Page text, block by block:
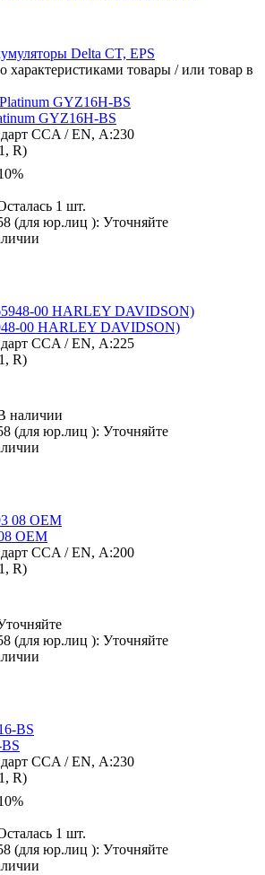
Delta CT, EPS
товары / или товар в
GYZ16H-BS
CCA / EN, А:230
R)
1 шт.
(для юр.лиц ): Уточняйте
00 HARLEY DAVIDSON)
CCA / EN, А:225
R)
наличии
(для юр.лиц ): Уточняйте
08 ОЕМ
CCA / EN, А:200
R)
(для юр.лиц ): Уточняйте
CCA / EN, А:230
R)
1 шт.
(для юр.лиц ): Уточняйте